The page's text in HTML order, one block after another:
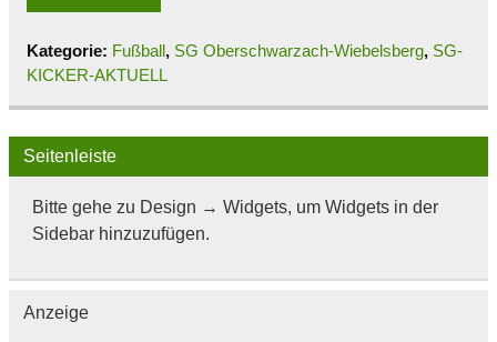
Kategorie: Fußball, SG Oberschwarzach-Wiebelsberg, SG-
KICKER-AKTUELL
Seitenleiste
Bitte gehe zu Design → Widgets, um Widgets in der
Sidebar hinzuzufügen.
Anzeige